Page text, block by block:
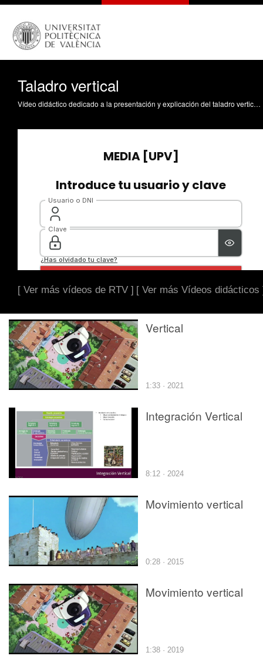
Taladro vertical
Vídeo didáctico dedicado a la presentación y explicación del taladro vertical Cloquell Ballester, VA. (2008). Taladro vertical. https://riunet.upv.es/handle/10251/1559
[ Ver más vídeos de RTV ] [ Ver más Vídeos didácticos
Vertical
1:33 · 2021
Integración Vertical
8:12 · 2024
Movimiento vertical
0:28 · 2015
Movimiento vertical
1:38 · 2019